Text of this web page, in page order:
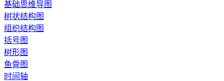
基础思维导图
树状结构图
组织结构图
括号图
树形图
鱼骨图
时间轴